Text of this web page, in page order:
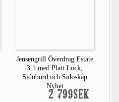
Jensengrill Överdrag Estate
3.1 med Platt Lock,
Sidobord och Sidoskåp
Nyhet
2 799SEK